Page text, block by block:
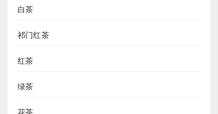
白茶
祁门红茶
红茶
绿茶
花茶